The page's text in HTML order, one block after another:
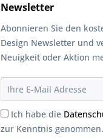
Newsletter
Abonnieren Sie den
Design Newsletter und
Neuigkeit oder Aktion
Ich habe die
zur Kenntnis genommen.